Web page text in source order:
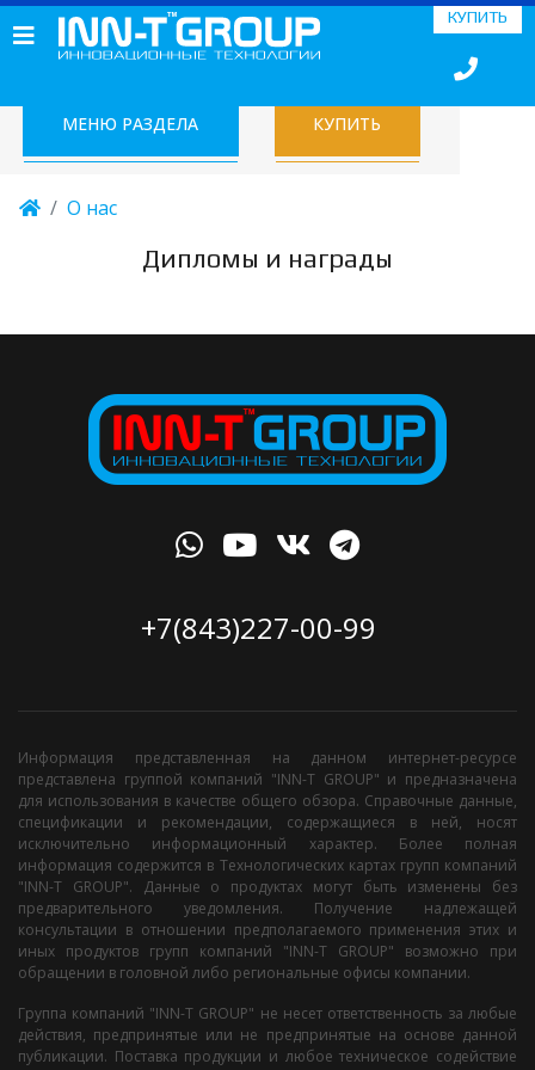
КУПИТЬ
МЕНЮ РАЗДЕЛА КУПИТЬ
О нас
Дипломы и награды
+7(843)227-00-99
Информация представленная на данном интернет-ресурсе
представлена группой компаний "INN-T GROUP" и предназначена
для использования в качестве общего обзора. Справочные данные,
спецификации и рекомендации, содержащиеся в ней, носят
исключительно информационный характер. Более полная
информация содержится в Технологических картах групп компаний
"INN-T GROUP". Данные о продуктах могут быть изменены без
предварительного уведомления. Получение надлежащей
консультации в отношении предполагаемого применения этих и
иных продуктов групп компаний "INN-T GROUP" возможно при
обращении в головной либо региональные офисы компании.
Группа компаний "INN-T GROUP" не несет ответственность за любые
действия, предпринятые или не предпринятые на основе данной
публикации. Поставка продукции и любое техническое содействие